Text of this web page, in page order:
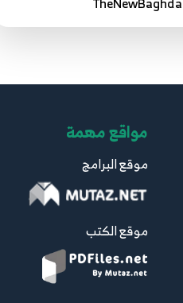
Python network programming
Httpserver
Python network programming
Python network programming
مواقع مهمة
موقع البرامج
موقع الكتب